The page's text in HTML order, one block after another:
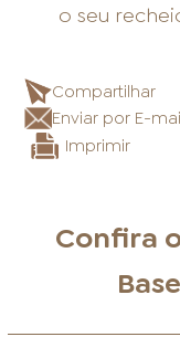
o seu
Compartilhar
Enviar por E-
Imprimir
Confira